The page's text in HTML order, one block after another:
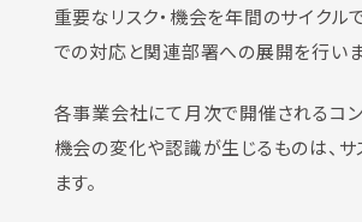
重要なリスク・機会を年間のサイク
での対応と関連部署への展開を行いま
各事業会社にて月次で開催されるコ
機会の変化や認識が生じるものは、
ます。